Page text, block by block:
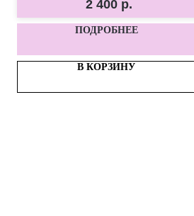
тёплого декора детской комнаты.
2 400 р.
ПОДРОБНЕЕ
В КОРЗИНУ